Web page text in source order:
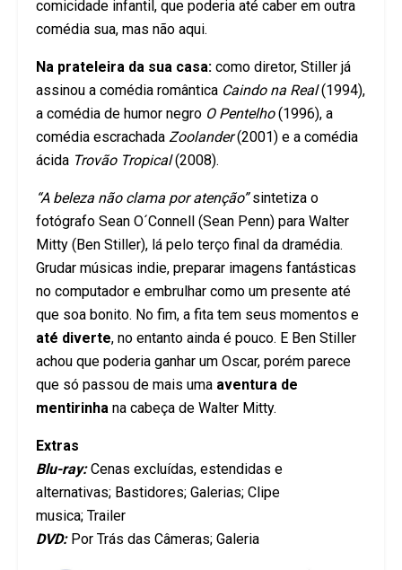
comicidade infantil, que poderia até caber em outra
comédia sua, mas não aqui.
Na prateleira da sua casa: como diretor, Stiller já
assinou a comédia romântica Caindo na Real(1994),
a comédia de humor negro O Pentelho(1996), a
comédia escrachada Zoolander(2001) e a comédia
ácida Trovão Tropical(2008).
“A beleza não clama por atenção”sintetiza o
fotógrafo Sean O´Connell (Sean Penn) para Walter
Mitty (Ben Stiller), lá pelo terço final da dramédia.
Grudar músicas indie, preparar imagens fantásticas
no computador e embrulhar como um presente até
que soa bonito. No fim, a fita tem seus momentos e
até diverte, no entanto ainda é pouco. E Ben Stiller
achou que poderia ganhar um Oscar, porém parece
que só passou de mais uma aventura de
mentirinha na cabeça de Walter Mitty.
Extras
Blu-ray:Cenas excluídas, estendidas e
alternativas; Bastidores; Galerias; Clipe
musica; Trailer
DVD:Por Trás das Câmeras; Galeria